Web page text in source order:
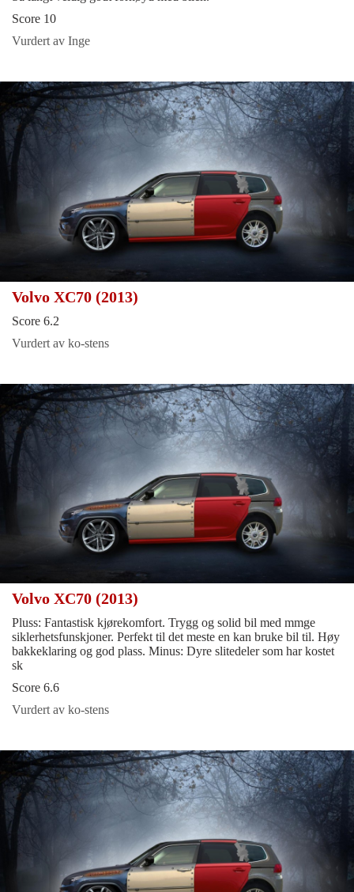
Score 10
Vurdert av Inge
Volvo XC70 (2013)
Score 6.2
Vurdert av ko-stens
Volvo XC70 (2013)
Pluss: Fantastisk kjørekomfort. Trygg og solid bil med mmge
siklerhetsfunskjoner. Perfekt til det meste en kan bruke bil til. Høy
bakkeklaring og god plass. Minus: Dyre slitedeler som har kostet
sk
Score 6.6
Vurdert av ko-stens